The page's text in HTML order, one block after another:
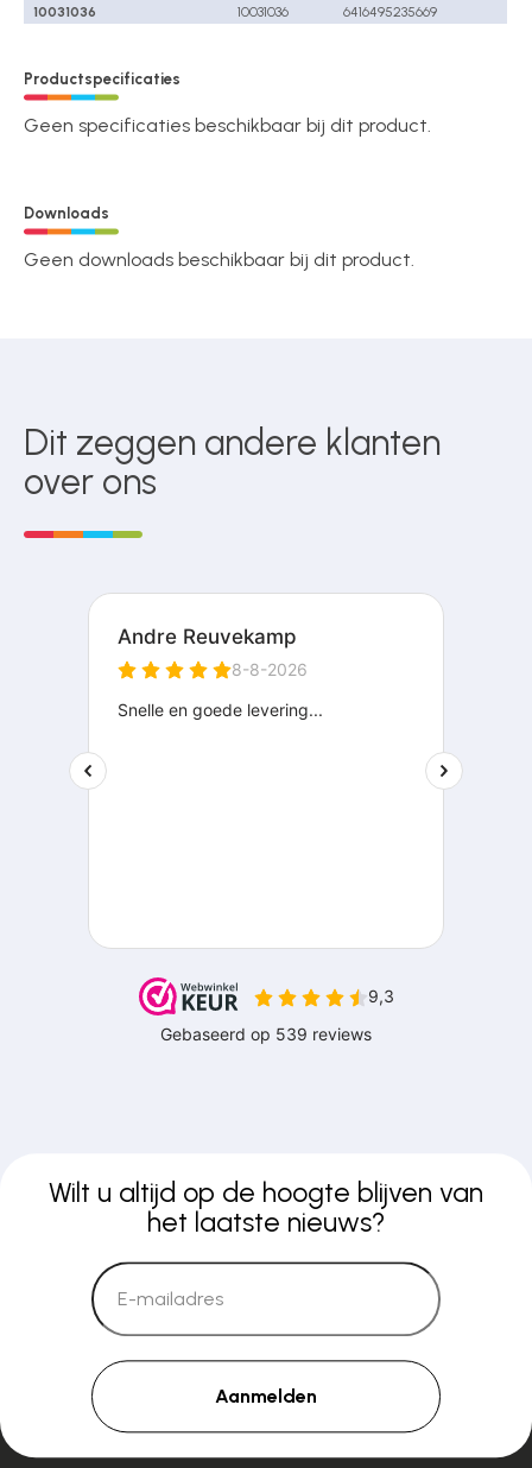
10031036 10031036 6416495235669
Productspecificaties
Geen specificaties beschikbaar bij dit product.
Downloads
Geen downloads beschikbaar bij dit product.
Dit zeggen andere klanten
over ons
Wilt u altijd op de hoogte blijven van
het laatste nieuws?
Aanmelden